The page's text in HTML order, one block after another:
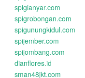
spigianyar.com
spigrobongan.com
spigunungkidul.com
spijember.com
spijombang.com
dianflores.id
sman48jkt.com